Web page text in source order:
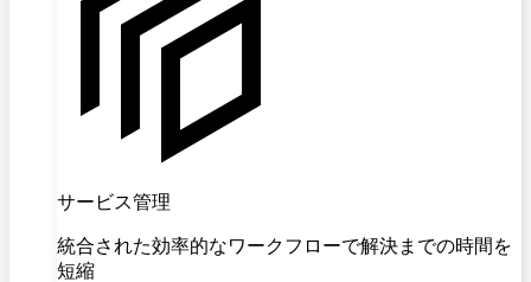
サービス管理
統合された効率的なワークフローで解決までの時間を
短縮